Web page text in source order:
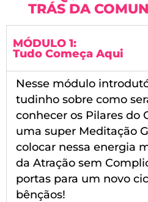
TRÁS DA
MÓDULO 1:
Tudo Começa Aqui
Nesse módulo
tudinho sobre como
conhecer os Pilares do
uma super Meditação
colocar nessa energia
da Atração sem
portas para um novo
bênçãos!